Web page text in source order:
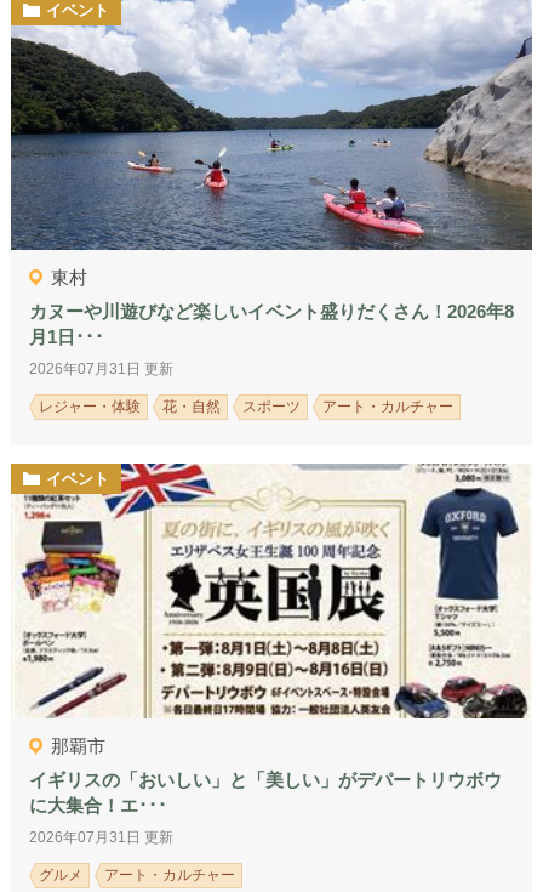
イベント
東村
カヌーや川遊びなど楽しいイベント盛りだくさん！2026年8
月1日･･･
2026年07月31日 更新
レジャー・体験 花・自然 スポーツ アート・カルチャー
イベント
那覇市
イギリスの「おいしい」と「美しい」がデパートリウボウ
に大集合！エ･･･
2026年07月31日 更新
グルメ アート・カルチャー